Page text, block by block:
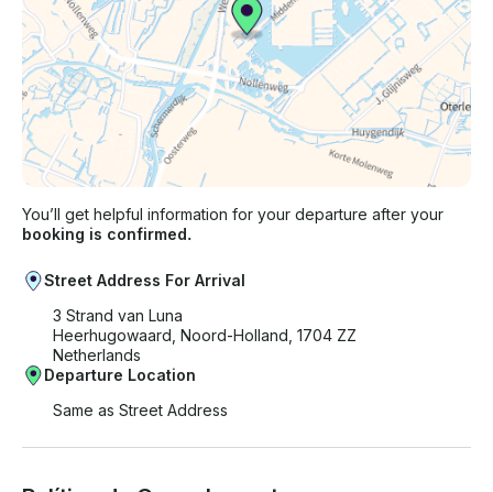
You’ll get helpful information for your departure after your
booking is confirmed.
Street Address For Arrival
3 Strand van Luna
Heerhugowaard, Noord-Holland, 1704 ZZ
Netherlands
Departure Location
Same as Street Address